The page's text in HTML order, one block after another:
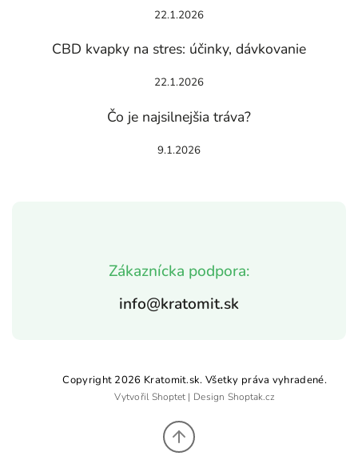
Zákaznícka podpora:
info@kratomit.sk
22.1.2026
CBD kvapky na stres: účinky, dávkovanie
22.1.2026
Čo je najsilnejšia tráva?
9.1.2026
Copyright 2026 Kratomit.sk. Všetky práva vyhradené.
VytvořilShoptet | Design Shoptak.cz